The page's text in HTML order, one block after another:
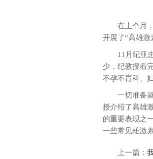
在上个月
开展了“高雄激
11月纪亚
少，纪教授看
不孕不育科、
一切准备
授介绍了高雄
的重要表现之
一些常见雄激
上一篇：